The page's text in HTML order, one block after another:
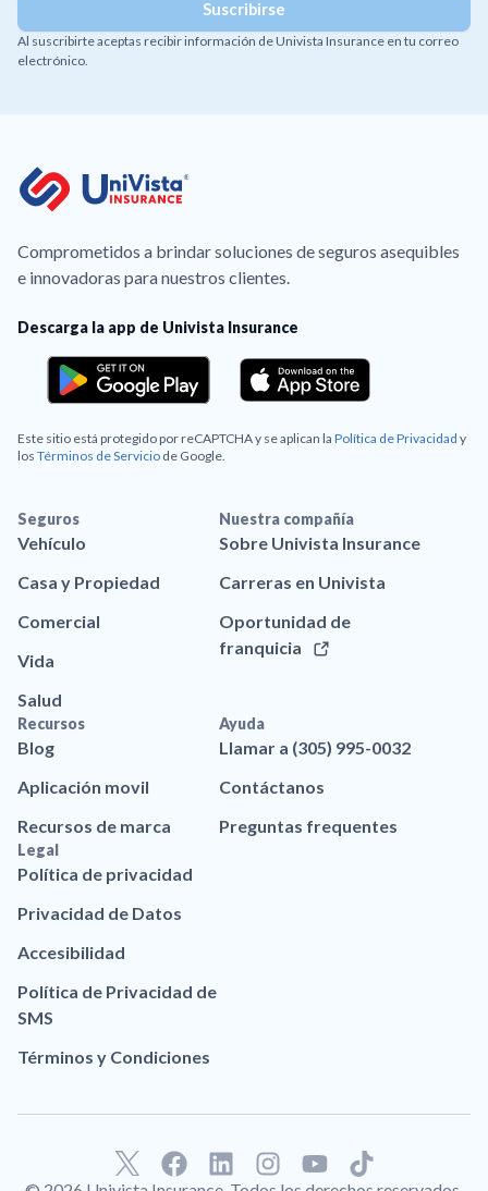
Al suscribirte aceptas recibir información de Univista Insurance en tu correo
electrónico.
Comprometidos a brindar soluciones de seguros asequibles
e innovadoras para nuestros clientes.
Descarga la app de Univista Insurance
Este sitio está protegido por reCAPTCHA y se aplican la Política de Privacidad y
los Términos de Servicio de Google.
Seguros
Vehículo
Casa y Propiedad
Comercial
Vida
Salud
Nuestra compañía
Sobre Univista Insurance
Carreras en Univista
Oportunidad de
franquicia
Recursos
Blog
Aplicación movil
Recursos de marca
Ayuda
Llamar a (305) 995-0032
Contáctanos
Preguntas frequentes
Legal
Política de privacidad
Privacidad de Datos
Accesibilidad
Política de Privacidad de
SMS
Términos y Condiciones
F
L
I
Y
T